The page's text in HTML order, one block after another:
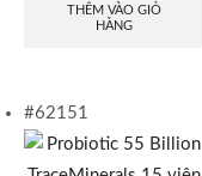
THÊM VÀO GIỎ
HÀNG
#62151